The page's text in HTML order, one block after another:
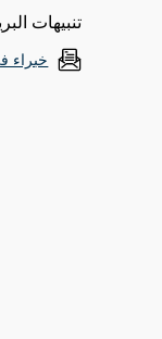
تنبيهات
خبراء